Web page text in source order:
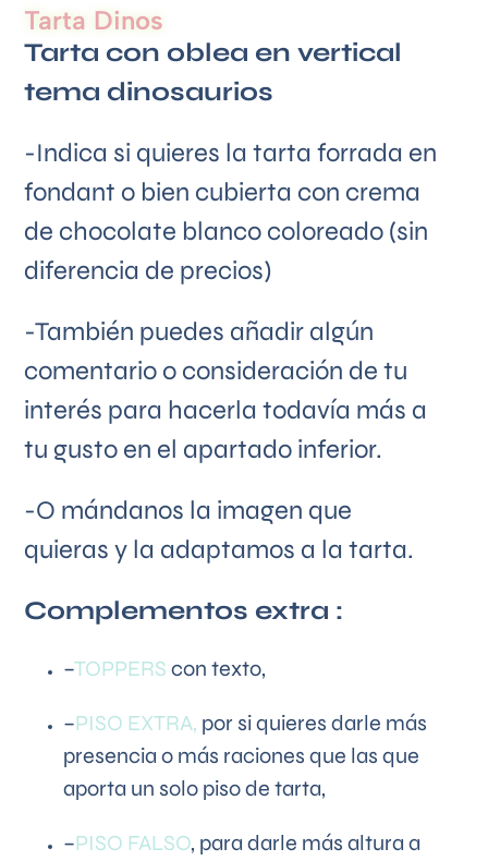
Tarta Dinos
Tarta con oblea en vertical
tema dinosaurios
-Indica si quieres la tarta forrada en
fondant o bien cubierta con crema
de chocolate blanco coloreado (sin
diferencia de precios)
-También puedes añadir algún
comentario o consideración de tu
interés para hacerla todavía más a
tu gusto en el apartado inferior.
-O mándanos la imagen que
quieras y la adaptamos a la tarta.
Complementos extra :
–TOPPERScon texto,
–PISO EXTRA, por si quieres darle más
presencia o más raciones que las que
aporta un solo piso de tarta,
–PISO FALSO, para darle más altura a